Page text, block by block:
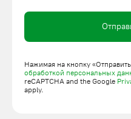
Нажимая на кнопку
обработкой персональных
reCAPTCHA and the Google
apply.